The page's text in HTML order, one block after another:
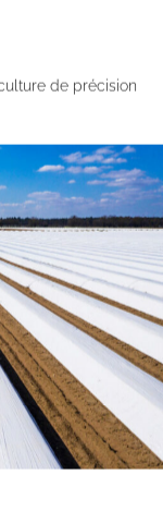
de précision